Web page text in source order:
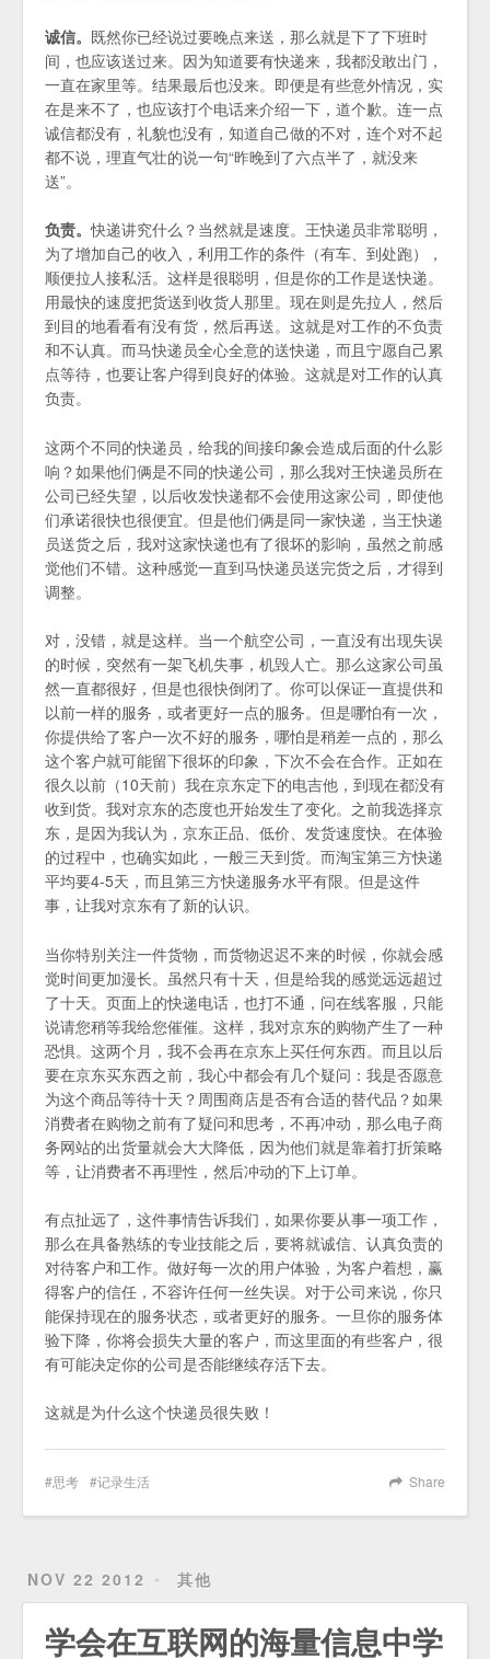
诚信。 既然你已经说过要晚点来送，那么就是下了下班时
间，也应该送过来。因为知道要有快递来，我都没敢出门，
一直在家里等。结果最后也没来。即便是有些意外情况，实
在是来不了，也应该打个电话来介绍一下，道个歉。连一点
诚信都没有，礼貌也没有，知道自己做的不对，连个对不起
都不说，理直气壮的说一句“昨晚到了六点半了，就没来
送”。
负责。快递讲究什么？当然就是速度。王快递员非常聪明，
为了增加自己的收入，利用工作的条件（有车、到处跑），
顺便拉人接私活。这样是很聪明，但是你的工作是送快递。
用最快的速度把货送到收货人那里。现在则是先拉人，然后
到目的地看看有没有货，然后再送。这就是对工作的不负责
和不认真。而马快递员全心全意的送快递，而且宁愿自己累
点等待，也要让客户得到良好的体验。这就是对工作的认真
负责。
这两个不同的快递员，给我的间接印象会造成后面的什么影
响？如果他们俩是不同的快递公司，那么我对王快递员所在
公司已经失望，以后收发快递都不会使用这家公司，即使他
们承诺很快也很便宜。但是他们俩是同一家快递，当王快递
员送货之后，我对这家快递也有了很坏的影响，虽然之前感
觉他们不错。这种感觉一直到马快递员送完货之后，才得到
调整。
对，没错，就是这样。当一个航空公司，一直没有出现失误
的时候，突然有一架飞机失事，机毁人亡。那么这家公司虽
然一直都很好，但是也很快倒闭了。你可以保证一直提供和
以前一样的服务，或者更好一点的服务。但是哪怕有一次，
你提供给了客户一次不好的服务，哪怕是稍差一点的，那么
这个客户就可能留下很坏的印象，下次不会在合作。正如在
很久以前（10天前）我在京东定下的电吉他，到现在都没有
收到货。我对京东的态度也开始发生了变化。之前我选择京
东，是因为我认为，京东正品、低价、发货速度快。在体验
的过程中，也确实如此，一般三天到货。而淘宝第三方快递
平均要4-5天，而且第三方快递服务水平有限。但是这件
事，让我对京东有了新的认识。
当你特别关注一件货物，而货物迟迟不来的时候，你就会感
觉时间更加漫长。虽然只有十天，但是给我的感觉远远超过
了十天。页面上的快递电话，也打不通，问在线客服，只能
说请您稍等我给您催催。这样，我对京东的购物产生了一种
恐惧。这两个月，我不会再在京东上买任何东西。而且以后
要在京东买东西之前，我心中都会有几个疑问：我是否愿意
为这个商品等待十天？周围商店是否有合适的替代品？如果
消费者在购物之前有了疑问和思考，不再冲动，那么电子商
务网站的出货量就会大大降低，因为他们就是靠着打折策略
等，让消费者不再理性，然后冲动的下上订单。
有点扯远了，这件事情告诉我们，如果你要从事一项工作，
那么在具备熟练的专业技能之后，要将就诚信、认真负责的
对待客户和工作。做好每一次的用户体验，为客户着想，赢
得客户的信任，不容许任何一丝失误。对于公司来说，你只
能保持现在的服务状态，或者更好的服务。一旦你的服务体
验下降，你将会损失大量的客户，而这里面的有些客户，很
有可能决定你的公司是否能继续存活下去。
这就是为什么这个快递员很失败！
Share
思考 记录生活
NOV 22 2012 其他
学会在互联网的海量信息中学